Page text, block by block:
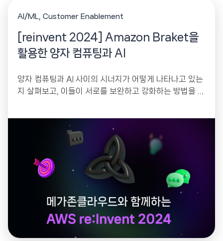
AI/ML Customer Enablement
[reinvent 2024] Amazon Braket을
활용한 양자 컴퓨팅과 AI
양자 컴퓨팅과 AI 사이의 시너지가 어떻게 나타나고 있는
지 살펴보고, 이들이 서로를 보완하고 강화하는 방법을 알